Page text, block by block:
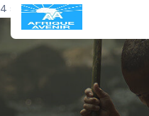
4 septembre 2022